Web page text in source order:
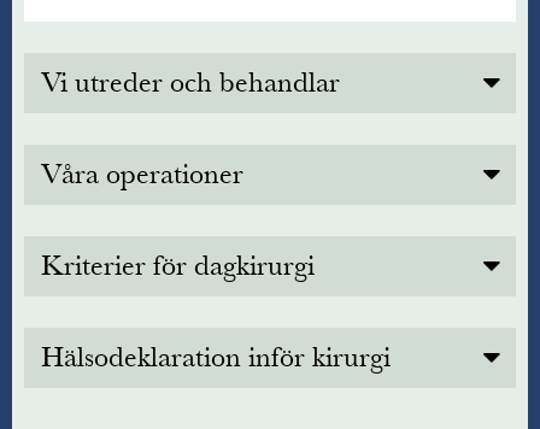
Vi utreder och behandlar
Våra operationer
Kriterier för dagkirurgi
Hälsodeklaration inför kirurgi